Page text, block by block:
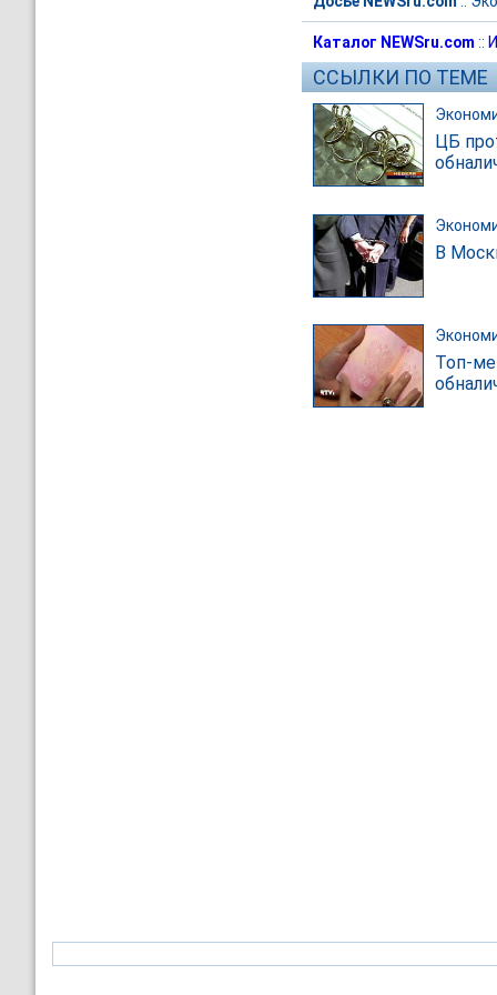
Каталог NEWSru.com ::
ССЫЛКИ ПО ТЕМЕ
ЦБ
В
Топ-